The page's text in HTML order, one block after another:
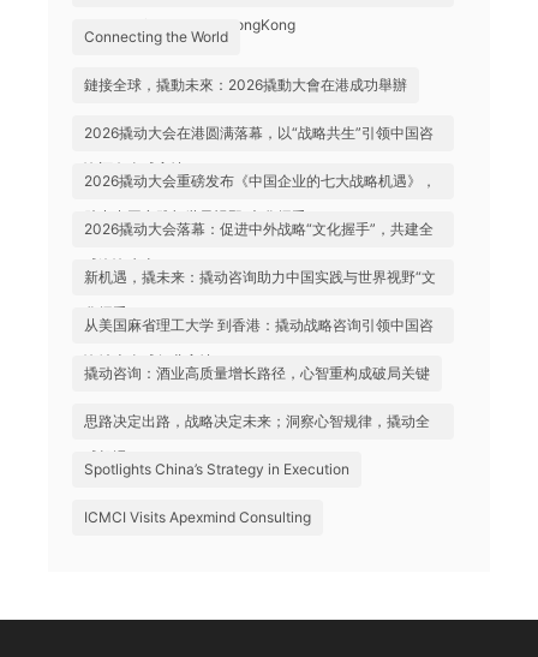
Successfully Held in HongKong
Connecting the World
鏈接全球，撬動未來：2026撬動大會在港成功舉辦
2026撬动大会在港圆满落幕，以“战略共生”引领中国咨
询迈向全球高地
2026撬动大会重磅发布《中国企业的七大战略机遇》，
助力中国实践与世界视野“文化握手”
2026撬动大会落幕：促进中外战略“文化握手”，共建全
球咨询生态
新机遇，撬未来：撬动咨询助力中国实践与世界视野“文
化握手”
从美国麻省理工大学 到香港：撬动战略咨询引领中国咨
询站上全球行业高地
撬动咨询：酒业高质量增长路径，心智重构成破局关键
思路决定出路，战略决定未来；洞察心智规律，撬动全
球机遇
Spotlights China’s Strategy in Execution
ICMCI Visits Apexmind Consulting